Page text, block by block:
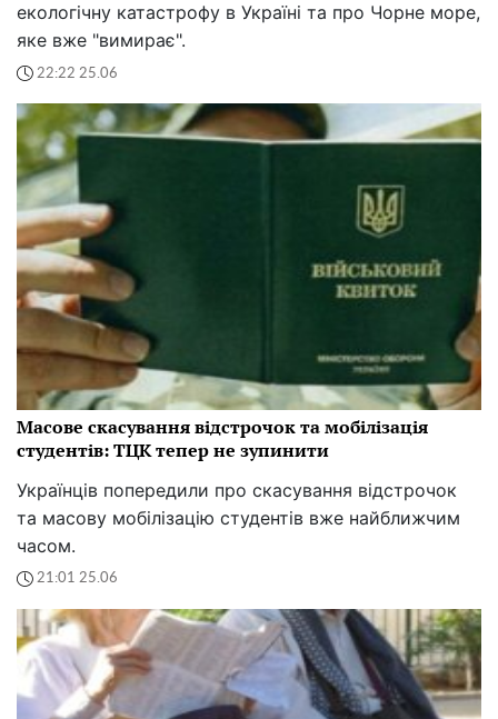
екологічну катастрофу в Україні та про Чорне море,
яке вже "вимирає".
22:22 25.06
Масове скасування відстрочок та мобілізація
студентів: ТЦК тепер не зупинити
Українців попередили про скасування відстрочок
та масову мобілізацію студентів вже найближчим
часом.
21:01 25.06